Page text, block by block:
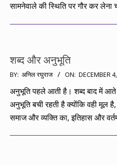
सामनेवाले की स्थिति पर गौर कर लेना
शब्द और अनुभूति
2011-
04
BY: अनिल रघुराज ON: DECEMBER
अनुभूति पहले आती है। शब्द बाद में आते
अनुभूति बची रहती है क्योंकि वही मूल है,
समाज और व्यक्ति का, इतिहास और